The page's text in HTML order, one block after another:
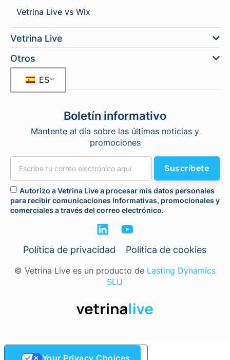
Vetrina Live vs Wix
Vetrina Live
Otros
ES
Boletín informativo
Mantente al día sobre las últimas noticias y
promociones
Autorizo a Vetrina Live a procesar mis datos personales
para recibir comunicaciones informativas, promocionales y
comerciales a través del correo electrónico.
Suscríbete
Política de privacidad Política de cookies
© Vetrina Live es un producto de Lasting Dynamics
SLU